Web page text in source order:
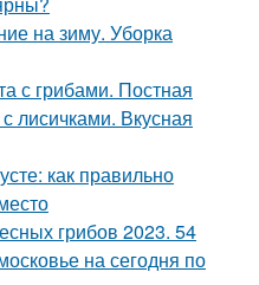
на зиму. Уборка
с грибами. Постная
лисичками. Вкусная
как правильно
грибов 2023. 54
на сегодня по